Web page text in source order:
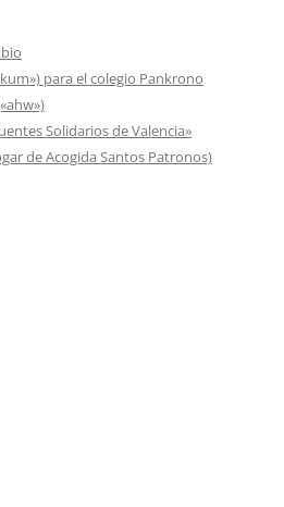
para el colegio Pankrono
Solidarios de Valencia»
de Acogida Santos Patronos)